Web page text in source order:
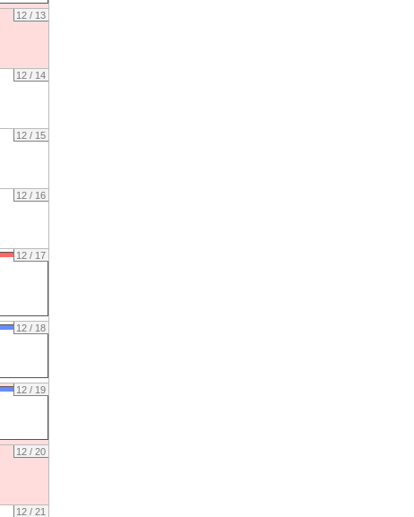
12 / 13
12 / 14
12 / 15
12 / 16
12 / 17
12 / 18
12 / 19
12 / 20
12 / 21